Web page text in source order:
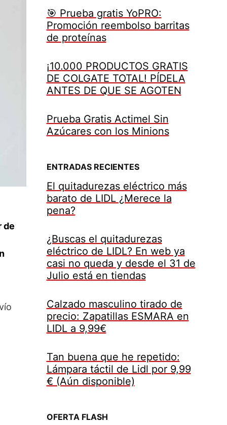
de
🎯 Prueba gratis YoPRO:
Promoción reembolso barritas
de proteínas
¡10.000 PRODUCTOS GRATIS
DE COLGATE TOTAL! PÍDELA
ANTES DE QUE SE AGOTEN
Prueba Gratis Actimel Sin
Azúcares con los Minions
ENTRADAS RECIENTES
El quitadurezas eléctrico más
barato de LIDL ¿Merece la
pena?
¿Buscas el quitadurezas
eléctrico de LIDL? En web ya
casi no queda y desde el 31 de
Julio está en tiendas
Calzado masculino tirado de
precio: Zapatillas ESMARA en
LIDL a 9,99€
Tan buena que he repetido:
Lámpara táctil de Lidl por 9,99
€ (Aún disponible)
OFERTA FLASH